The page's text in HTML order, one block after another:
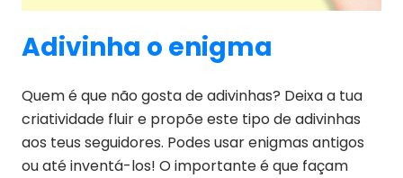
Adivinha o enigma
Quem é que não gosta de adivinhas? Deixa a tua
criatividade fluir e propõe este tipo de adivinhas
aos teus seguidores. Podes usar enigmas antigos
ou até inventá-los! O importante é que façam